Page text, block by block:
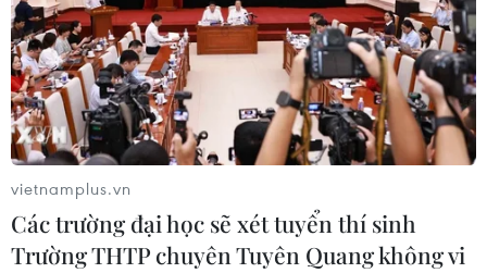
vietnamplus.vn
Các trường đại học sẽ xét tuyển thí sinh
Trường THTP chuyên Tuyên Quang không vi